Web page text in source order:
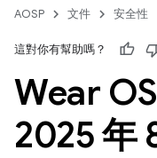
AOSP 文件 安全性
這對你有幫助嗎？
Wear
2025 年